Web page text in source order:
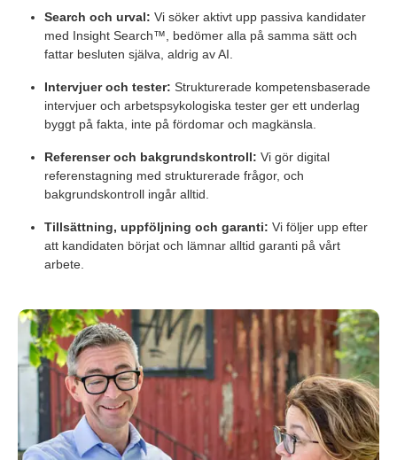
Search och urval: Vi söker aktivt upp passiva kandidater
med Insight Search™, bedömer alla på samma sätt och
fattar besluten själva, aldrig av AI.
Intervjuer och tester: Strukturerade kompetensbaserade
intervjuer och arbetspsykologiska tester ger ett underlag
byggt på fakta, inte på fördomar och magkänsla.
Referenser och bakgrundskontroll: Vi gör digital
referenstagning med strukturerade frågor, och
bakgrundskontroll ingår alltid.
Tillsättning, uppföljning och garanti: Vi följer upp efter
att kandidaten börjat och lämnar alltid garanti på vårt
arbete.